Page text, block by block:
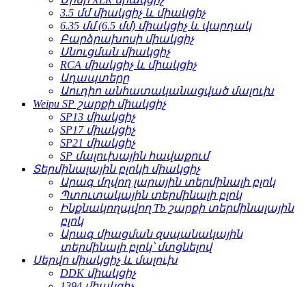
3.5 մմ միակցիչ և միակցիչ
6.35 մմ (6.5 մմ) միակցիչ և վարդակ
Բարձրախոսի միակցիչ
Սնուցման միակցիչ
RCA միակցիչ և միակցիչ
Ադապտերը
Աուդիո անհատականացված մալուխ
Weipu SP շարքի միակցիչ
SP13 միակցիչ
SP17 միակցիչ
SP21 միակցիչ
SP մալուխային հավաքում
Տերմինալային բլոկի միակցիչ
Արագ մղվող լարային տերմինալի բլոկ
Պտուտակային տերմինալի բլոկ
Ինքնակողպվող Tb շարքի տերմինալային
բլոկ
Արագ միացման զսպանակային
տերմինալի բլոկ՝ մտցնելով
Սերվո միակցիչ և մալուխ
DDK միակցիչ